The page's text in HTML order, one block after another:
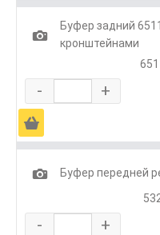
1
Буфер задний
кронштейнами
- +
Ä
1
Буфер передней
- +